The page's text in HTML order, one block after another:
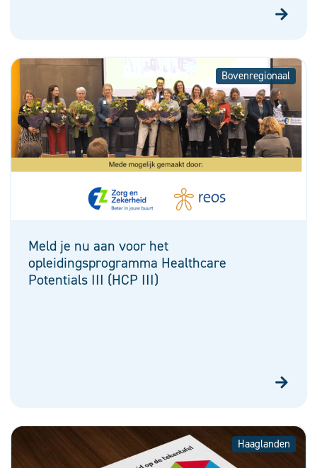
Bovenregionaal
Meld je nu aan voor het
opleidingsprogramma Healthcare
Potentials III (HCP III)
Haaglanden